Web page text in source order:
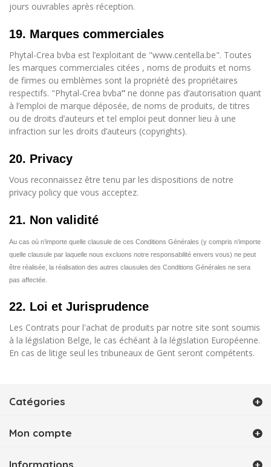
jours ouvrables après réception.
19. Marques commerciales
Phytal-Crea bvba est l’exploitant de "www.centella.be". Toutes
les marques commerciales citées , noms de produits et noms
de firmes ou emblèmes sont la propriété des propriétaires
respectifs. "Phytal-Crea bvba” ne donne pas d’autorisation quant
à l’emploi de marque déposée, de noms de produits, de titres
ou de droits d’auteurs et tel emploi peut donner lieu à une
infraction sur les droits d’auteurs (copyrights).
20. Privacy
Vous reconnaissez être tenu par les dispositions de notre
privacy policy que vous acceptez.
21. Non validité
Au cas où n’importe quelle clausule de ces Conditions Générales (y compris n’importe
quelle clausule par laquelle nous excluons notre responsabilité envers vous) ne peut
être réalisée, la réalisation des autres clausules des Conditions Générales ne sera
pas affectée.
22. Loi et Jurisprudence
Les Contrats pour l'achat de produits par notre site sont soumis
à la législation Belge, le cas échéant à la législation Européenne.
En cas de litige seul les tribuneaux de Gent seront compétents.
Catégories
Mon compte
Informations